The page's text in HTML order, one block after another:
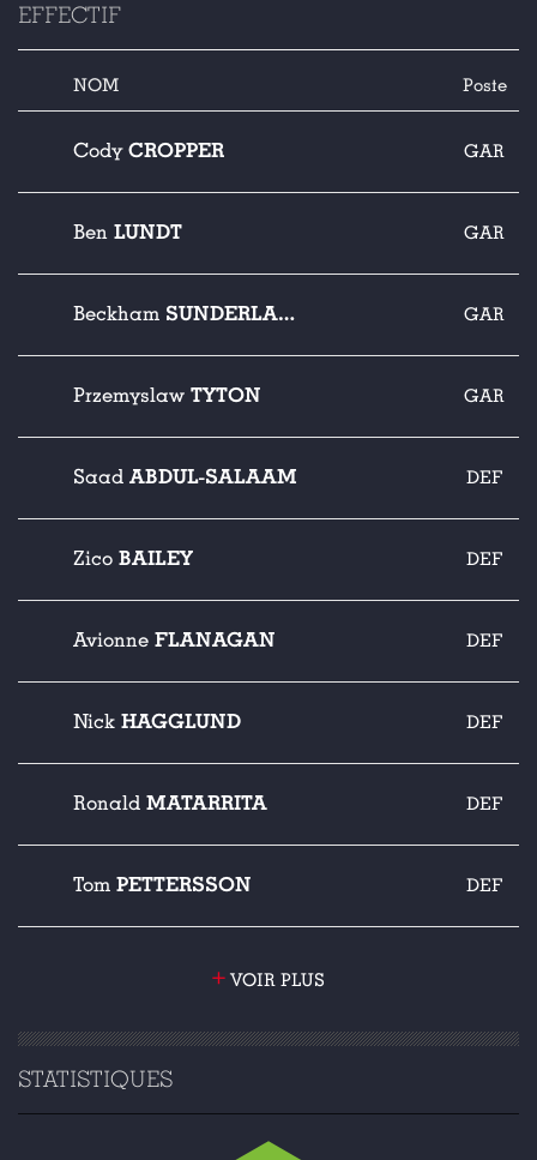
EFFECTIF
NOM Poste
Cody CROPPER GAR
Ben LUNDT GAR
Beckham SUNDERLAND GAR
Przemyslaw TYTON GAR
Saad ABDUL-SALAAM DEF
Zico BAILEY DEF
Avionne FLANAGAN DEF
Nick HAGGLUND DEF
Ronald MATARRITA DEF
Tom PETTERSSON DEF
+ VOIR PLUS
STATISTIQUES